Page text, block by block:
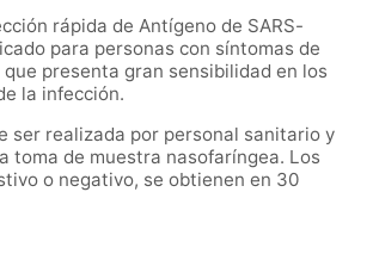
rápida de Antígeno de SARS-
para personas con síntomas de
que presenta gran sensibilidad en los
la infección.
ser realizada por personal sanitario y
toma de muestra nasofaríngea. Los
o negativo, se obtienen en 30